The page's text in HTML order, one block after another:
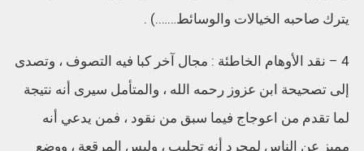
يترك صاحبه الخيالات والوسائط…….) .
4 – نقد الأوهام الخاطئة : مجال آخر كبا فيه التصوف ، وتصدى
إلى تصحيحة ابن عزوز رحمه الله ، والمتأمل سيرى أنه نتيجة
لما تقدم من اعوجاج فيما سبق من نقود ، فمن يدعي أنه
مميز عن الناس لمجرد أنه تجلبب ، ولبس المرقعة ، ووضع